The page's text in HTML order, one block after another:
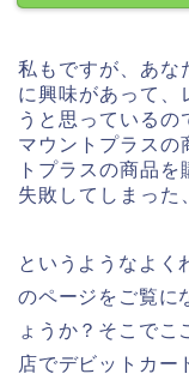
私もですが、あな
に興味があって、
うと思っているの
マウントプラスの
トプラスの商品
失敗してしまった
というようなよく
のページをご覧に
ょうか？そこでこ
店でデビットカー